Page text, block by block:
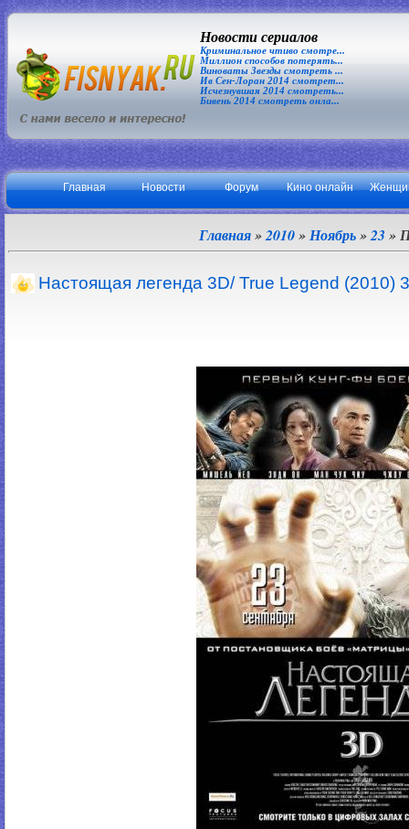
Новости сериалов
Криминальное чтиво смотре...
Миллион способов потерять...
Виноваты Звезды смотреть ...
Ив Сен-Лоран 2014 смотрет...
Исчезнувшая 2014 смотреть...
Бивень 2014 смотреть онла...
Главная Новости Форум Кино онлайн
Главная»2010»Ноябрь»23 »
Настоящая легенда 3D/ True Legend (2010)